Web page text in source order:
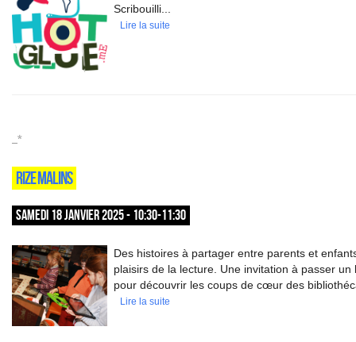
Scribouilli...
Lire la suite
_*
RIZE MALINS
SAMEDI 18 JANVIER 2025 - 10:30-11:30
Des histoires à partager entre parents et
plaisirs de la lecture. Une invitation à passer
pour découvrir les coups de cœur des
Lire la suite